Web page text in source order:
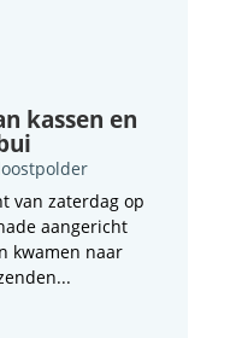
kassen en
van zaterdag op
aangericht
kwamen naar